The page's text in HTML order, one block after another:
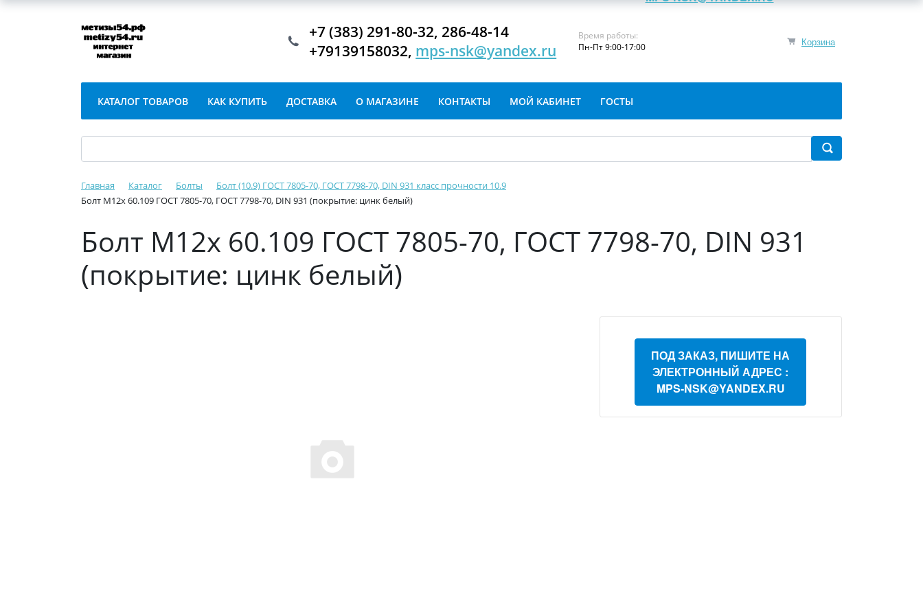
Корзина
+7 (383) 291-80-32, 286-48-14
+79139158032, mps-nsk@yandex.ru
Время работы:
Пн-Пт 9:00-17:00
КАТАЛОГ ТОВАРОВ КАК КУПИТЬ ДОСТАВКА О МАГАЗИНЕ КОНТАКТЫ МОЙ КАБИНЕТ ГОСТЫ
Главная Каталог Болты
Болт (10.9) ГОСТ 7805-70, ГОСТ 7798-70, DIN 931 класс прочности 10.9
Болт М12х 60.109 ГОСТ 7805-70, ГОСТ 7798-70, DIN 931 (покрытие: цинк белый)
Болт М12х 60.109 ГОСТ 7805-70, ГОСТ 7798-70, DIN 931
(покрытие: цинк белый)
ПОД ЗАКАЗ, ПИШИТЕ НА
ЭЛЕКТРОННЫЙ АДРЕС :
MPS-NSK@YANDEX.RU